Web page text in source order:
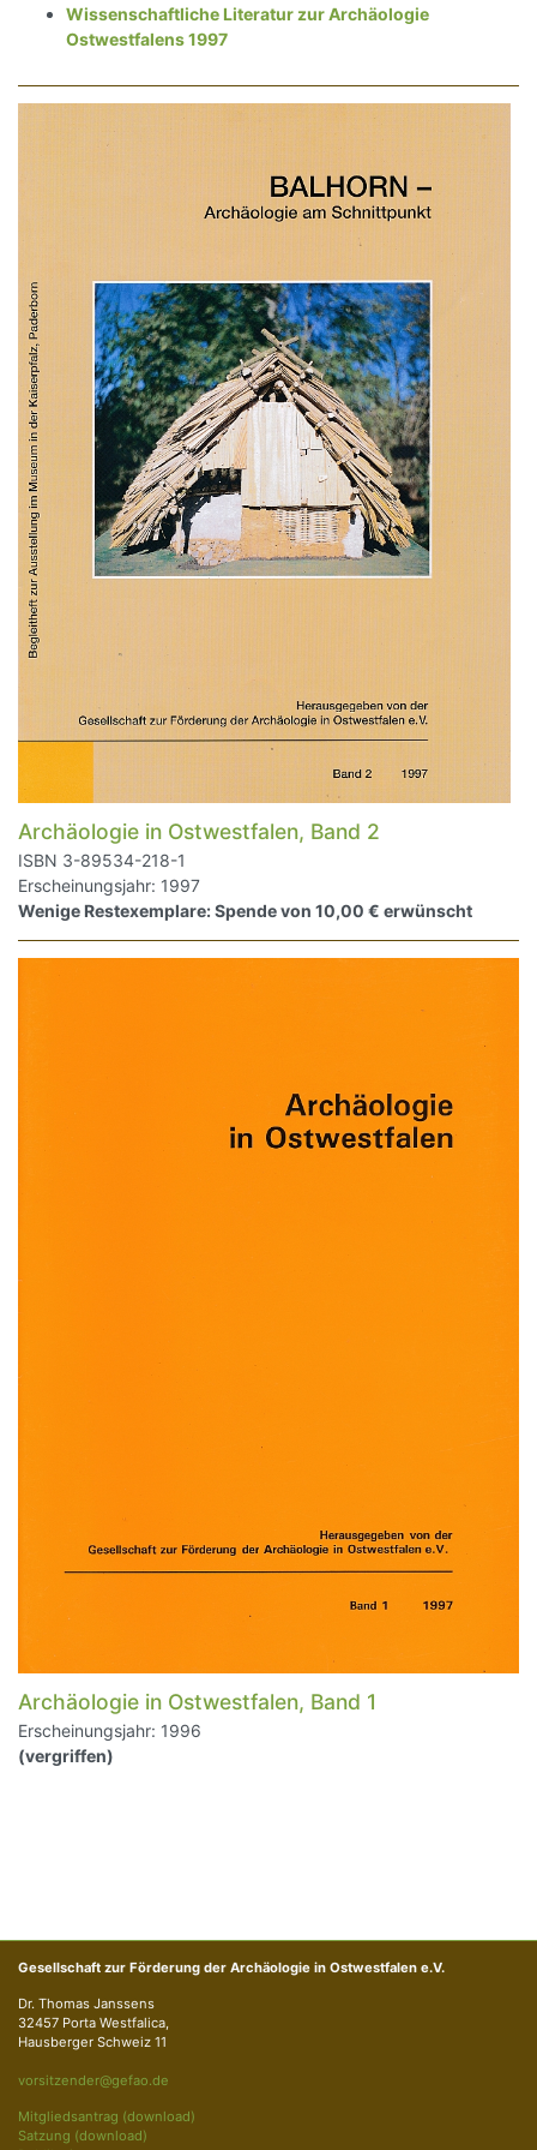
Wissenschaftliche Literatur zur Archäologie
Ostwestfalens 1997
Archäologie in Ostwestfalen, Band 2
ISBN 3-89534-218-1
Erscheinungsjahr: 1997
Wenige Restexemplare: Spende von 10,00 € erwünscht
Archäologie in Ostwestfalen, Band 1
Erscheinungsjahr: 1996
(vergriffen)
Gesellschaft zur Förderung der Archäologie in Ostwestfalen e.V.
Dr. Thomas Janssens
32457 Porta Westfalica,
Hausberger Schweiz 11
vorsitzender@gefao.de
Mitgliedsantrag (download)
Satzung (download)